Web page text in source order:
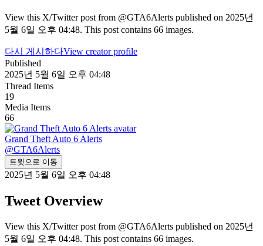
View this X/Twitter post from @GTA6Alerts published on 2025년
5월 6일 오후 04:48. This post contains 66 images.
다시 게시하다View creator profile
Published
2025년 5월 6일 오후 04:48
Thread Items
19
Media Items
66
Grand Theft Auto 6 Alerts
@GTA6Alerts
트윗으로 이동
2025년 5월 6일 오후 04:48
Tweet Overview
View this X/Twitter post from @GTA6Alerts published on 2025년
5월 6일 오후 04:48. This post contains 66 images.